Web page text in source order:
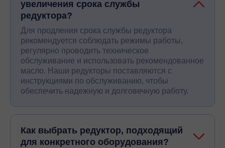
увеличения срока службы
редуктора?
Для продления срока службы редуктора
рекомендуется соблюдать режимы работы,
регулярно проводить техническое
обслуживание и использовать рекомендованное
масло. Наши редукторы поставляются с
инструкциями по обслуживанию, чтобы
обеспечить надежную и долговечную работу.
Как выбрать редуктор, подходящий
для конкретного оборудования?